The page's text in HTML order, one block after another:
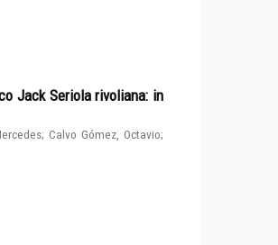
Jack Seriola rivoliana: in
;Calvo Gómez, Octavio;